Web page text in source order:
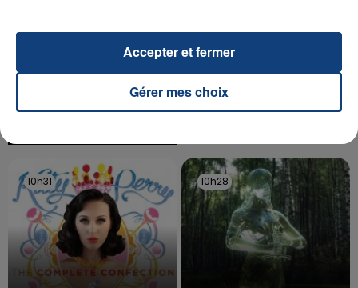
UNE ADOLESCENTE DEVANT SE FAIRE
OPÉRER DE LA CHEVILLE RESSORT DE LA...
reconnu sa responsabilité et présenté ses
10h31
10h31 10h28
10h28
Gérer mes choix
Accepter et fermer